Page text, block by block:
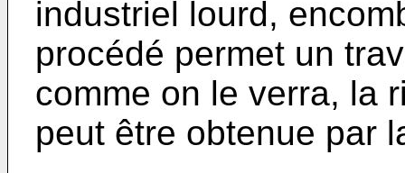
industriel lourd,
procédé permet un
comme on le verra, la
peut être obtenue par